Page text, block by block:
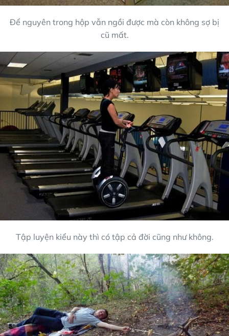
Để nguyên trong hộp vẫn ngồi được mà còn không sợ bị
cũ mất.
Tập luyện kiểu này thì có tập cả đời cũng như không.